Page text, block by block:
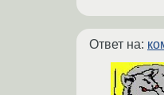
Ответ на: